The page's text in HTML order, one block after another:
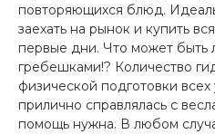
повторяющихся блюд.
заехать на рынок и купить
первые дни. Что может быть
гребешками!? Количество
физической подготовки
прилично справлялась с
помощь нужна. В любом